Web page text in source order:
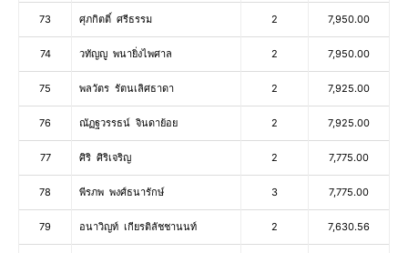
73 ศุภกิตติ์ ศรีธรรม 2 7,950.00
74 วทัญญู พนายิ่งไพศาล 2 7,950.00
75 พลวัตร รัตนเลิศธาดา 2 7,925.00
76 ณัฏฐวรรธน์ จินดาย้อย 2 7,925.00
77 ศิริ ศิริเจริญ 2 7,775.00
78 พีรภพ พงศ์ธนารักษ์ 3 7,775.00
79 อนาวิญท์ เกียรติลัชชานนท์ 2 7,630.56